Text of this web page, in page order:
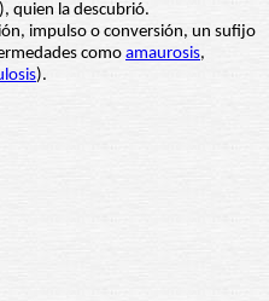
quien la descubrió.
impulso o conversión, un sufijo
como amaurosis,
).